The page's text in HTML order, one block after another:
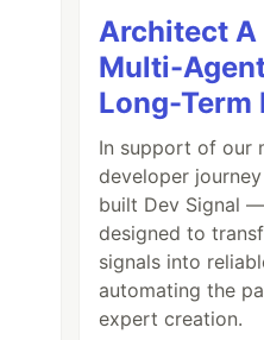
Architect A
Multi-
Long-Term
In support of our
developer
built Dev Signal
designed to
signals into
automating the
expert creation.